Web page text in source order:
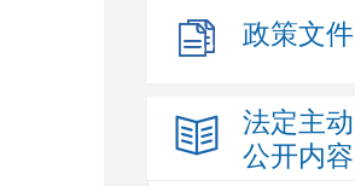
政策文件
法定主动
公开内容